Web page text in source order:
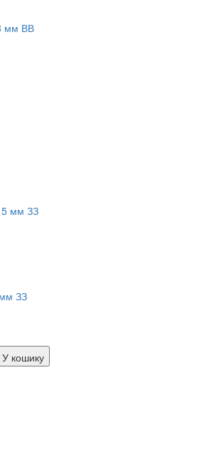
мм ВВ
ЗЗ
У кошику